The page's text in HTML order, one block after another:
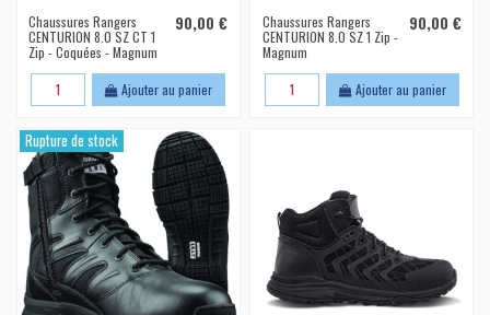
Chaussures Rangers
CENTURION 8.0 SZ CT 1
Zip - Coquées - Magnum
90,00 €
Ajouter au panier
Chaussures Rangers
CENTURION 8.0 SZ 1 Zip -
Magnum
90,00 €
Ajouter au panier
Rupture de stock